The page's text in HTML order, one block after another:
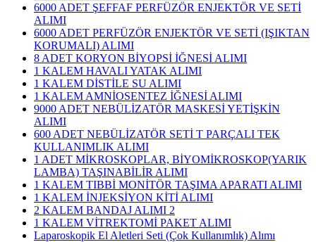
6000 ADET ŞEFFAF PERFÜZÖR ENJEKTÖR VE SETİ
ALIMI
6000 ADET PERFÜZÖR ENJEKTÖR VE SETİ (IŞIKTAN
KORUMALI) ALIMI
8 ADET KORYON BİYOPSİ İĞNESİ ALIMI
1 KALEM HAVALI YATAK ALIMI
1 KALEM DİSTİLE SU ALIMI
1 KALEM AMNİOSENTEZ İĞNESİ ALIMI
9000 ADET NEBÜLİZATÖR MASKESİ YETİŞKİN
ALIMI
600 ADET NEBÜLİZATÖR SETİ T PARÇALI TEK
KULLANIMLIK ALIMI
1 ADET MİKROSKOPLAR, BİYOMİKROSKOP(YARIK
LAMBA) TAŞINABİLİR ALIMI
1 KALEM TIBBİ MONİTÖR TAŞIMA APARATI ALIMI
1 KALEM İNJEKSİYON KİTİ ALIMI
2 KALEM BANDAJ ALIMI 2
1 KALEM VİTREKTOMİ PAKET ALIMI
Laparoskopik El Aletleri Seti (Çok Kullanımlık) Alımı